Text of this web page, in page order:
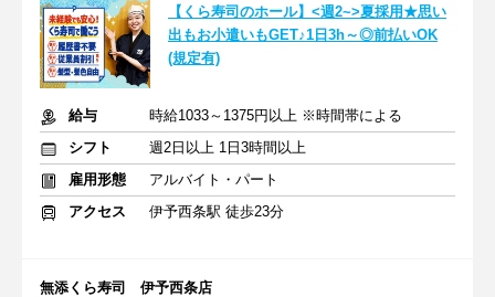
【くら寿司のホール】<週2~>夏採用★思い
出もお小遣いもGET♪1日3h～◎前払いOK
(規定有)
給与
時給1033～1375円以上 ※時間帯による
シフト
週2日以上 1日3時間以上
雇用形態
アルバイト・パート
アクセス
伊予西条駅 徒歩23分
無添くら寿司 伊予西条店